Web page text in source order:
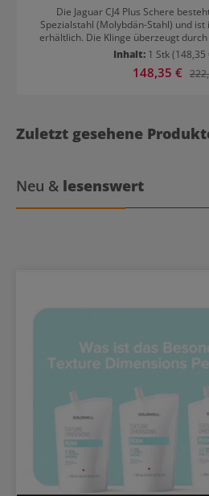
Die Jaguar CJ4 Plus Schere
Spezialstahl (Molybdän-Stahl) und
erhältlich. Die Klinge überzeugt
lang anhaltende
Inhalt: 1 Stk(148,35
Verkaufspreis:
148,35 €
Zuletzt gesehene
Neu & lesenswert